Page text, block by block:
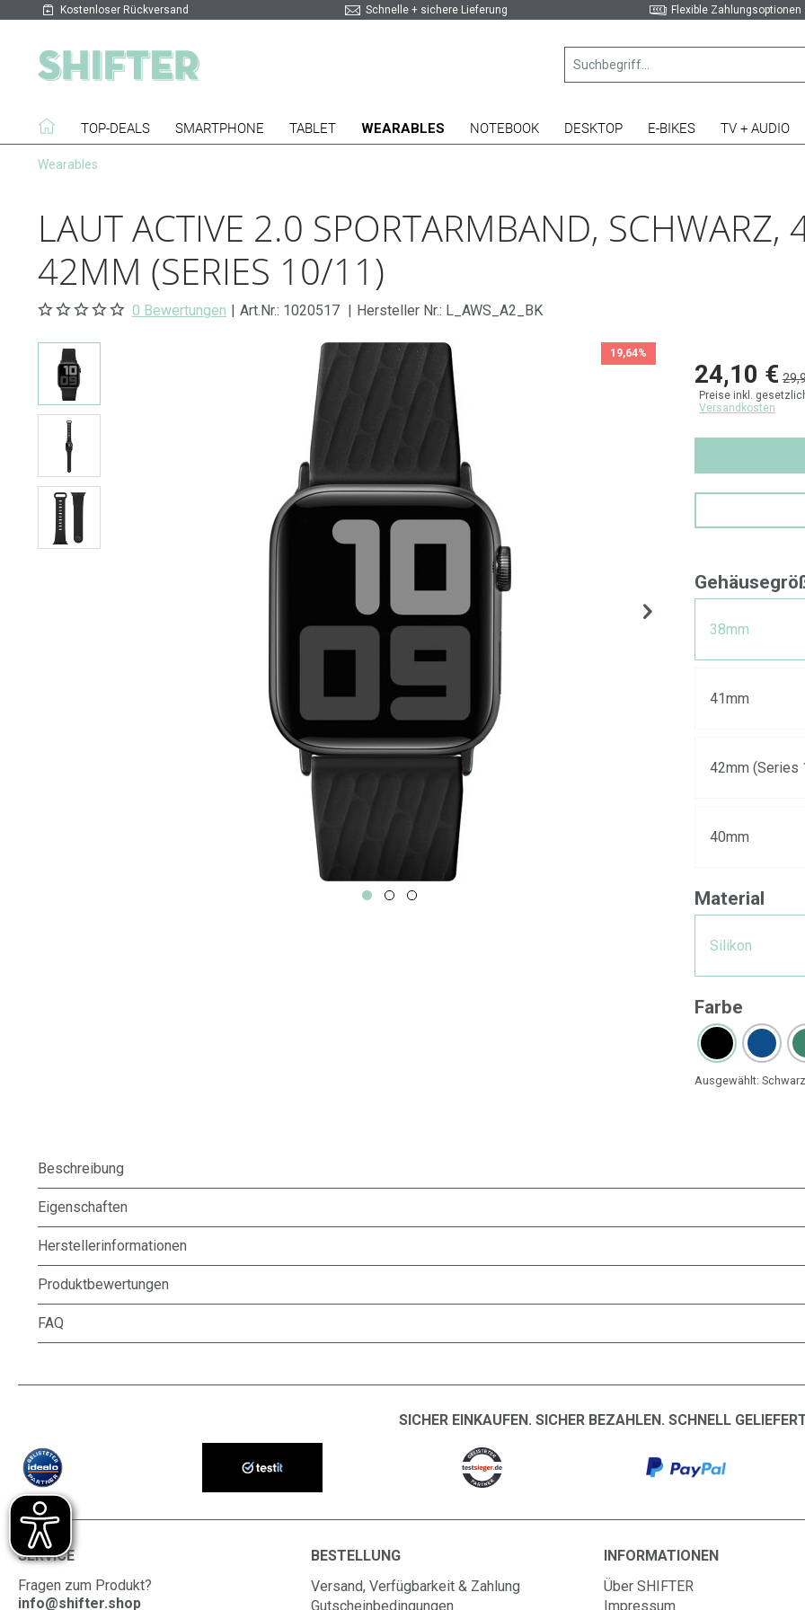
Kostenloser Rückversand Schnelle + sichere Lieferung Flexible Zahlungsoptionen
TOP-DEALS SMARTPHONE TABLET WEARABLES NOTEBOOK DESKTOP E-BIKES TV + AUDIO
Wearables
LAUT ACTIVE 2.0 SPORTARMBAND,
42MM (SERIES 10/11)
0 Bewertungen | Art.Nr.: 1020517 | Hersteller Nr.: L_AWS_A2_BK
19,64%
24,10 €
Preise inkl.
Versandkosten
38mm
41mm
42mm (Series
40mm
Material
Silikon
Farbe
Ausgewählt: Schwarz
Beschreibung
Eigenschaften
Herstellerinformationen
Produktbewertungen
FAQ
SICHER EINKAUFEN. SICHER BEZAHLEN. SCHNELL
SERVICE
Fragen zum Produkt?
info@shifter.shop
BESTELLUNG
Versand, Verfügbarkeit & Zahlung
Gutscheinbedingungen
INFORMATIONEN
Über SHIFTER
Impressum